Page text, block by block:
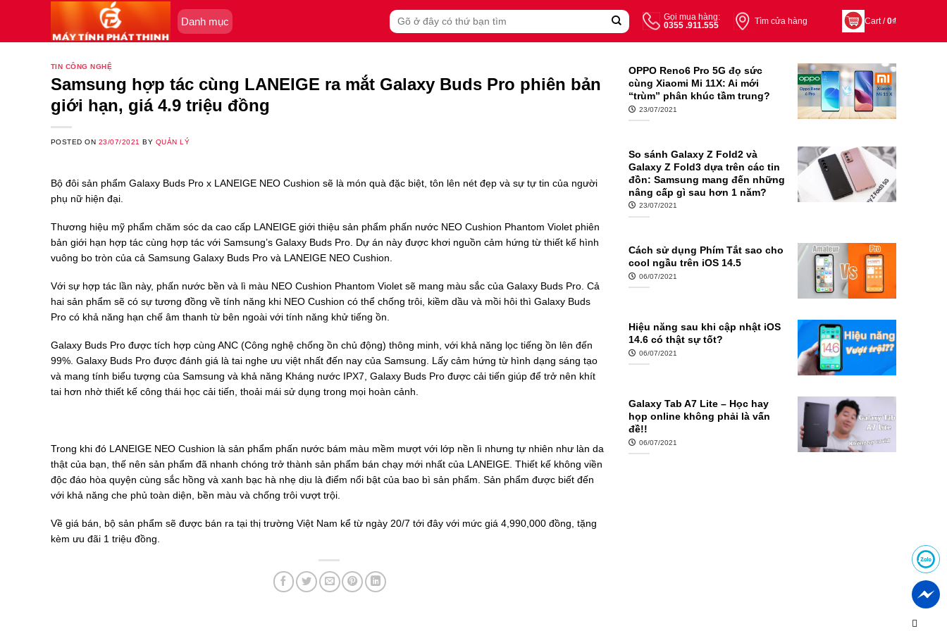
Danh mục
Search
for:
Gọi mua hàng:
0355 .911.555
Tìm cửa hàng Cart /0₫
TIN CÔNG NGHỆ
Samsung hợp tác cùng LANEIGE ra mắt Galaxy Buds Pro phiên bản
giới hạn, giá 4.9 triệu đồng
POSTED ON 23/07/2021 BY QUẢN LÝ
Bộ đôi sản phẩm Galaxy Buds Pro x LANEIGE NEO Cushion sẽ là món quà đặc biệt, tôn lên nét đẹp và sự tự tin của người
phụ nữ hiện đại.
Thương hiệu mỹ phẩm chăm sóc da cao cấp LANEIGE giới thiệu sản phẩm phấn nước NEO Cushion Phantom Violet phiên
bản giới hạn hợp tác cùng hợp tác với Samsung’s Galaxy Buds Pro. Dự án này được khơi nguồn cảm hứng từ thiết kế hình
vuông bo tròn của cả Samsung Galaxy Buds Pro và LANEIGE NEO Cushion.
Với sự hợp tác lần này, phấn nước bền và lì màu NEO Cushion Phantom Violet sẽ mang màu sắc của Galaxy Buds Pro. Cả
hai sản phẩm sẽ có sự tương đồng về tính năng khi NEO Cushion có thể chống trôi, kiềm dầu và mồi hôi thì Galaxy Buds
Pro có khả năng hạn chế âm thanh từ bên ngoài với tính năng khử tiếng ồn.
Galaxy Buds Pro được tích hợp cùng ANC (Công nghệ chống ồn chủ động) thông minh, với khả năng lọc tiếng ồn lên đến
99%. Galaxy Buds Pro được đánh giá là tai nghe ưu việt nhất đến nay của Samsung. Lấy cảm hứng từ hình dạng sáng tạo
và mang tính biểu tượng của Samsung và khả năng Kháng nước IPX7, Galaxy Buds Pro được cải tiến giúp để trở nên khít
tai hơn nhờ thiết kế công thái học cải tiến, thoải mái sử dụng trong mọi hoàn cảnh.
Trong khi đó LANEIGE NEO Cushion là sản phẩm phấn nước bám màu mềm mượt với lớp nền lì nhưng tự nhiên như làn da
thật của bạn, thế nên sản phẩm đã nhanh chóng trở thành sản phẩm bán chạy mới nhất của LANEIGE. Thiết kế không viền
độc đáo hòa quyện cùng sắc hồng và xanh bạc hà nhẹ dịu là điểm nổi bật của bao bì sản phẩm. Sản phẩm được biết đến
với khả năng che phủ toàn diện, bền màu và chống trôi vượt trội.
Về giá bán, bộ sản phẩm sẽ được bán ra tại thị trường Việt Nam kể từ ngày 20/7 tới đây với mức giá 4,990,000 đồng, tặng
kèm ưu đãi 1 triệu đồng.
OPPO Reno6 Pro 5G đọ sức
cùng Xiaomi Mi 11X: Ai mới
“trùm” phân khúc tầm trung?
23/07/2021
So sánh Galaxy Z Fold2 và
Galaxy Z Fold3 dựa trên các tin
đồn: Samsung mang đến những
nâng cấp gì sau hơn 1 năm?
23/07/2021
Cách sử dụng Phím Tắt sao cho
cool ngầu trên iOS 14.5
06/07/2021
Hiệu năng sau khi cập nhật iOS
14.6 có thật sự tốt?
06/07/2021
Galaxy Tab A7 Lite – Học hay
họp online không phải là vấn
đề!!
06/07/2021